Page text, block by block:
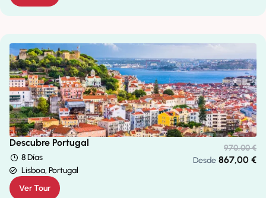
Descubre Portugal
8 Días
Lisboa, Portugal
970,00€
Desde 867,00 €
Ver Tour